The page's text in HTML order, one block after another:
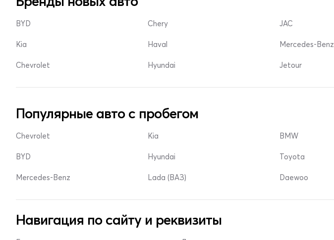
BYD
Kia
Chevrolet
Chery
Haval
Hyundai
JAC
Mercedes-Benz
Jetour
Популярные авто с пробегом
Chevrolet
BYD
Mercedes-Benz
Kia
Hyundai
Lada (ВАЗ)
BMW
Toyota
Daewoo
Навигация по сайту и реквизиты